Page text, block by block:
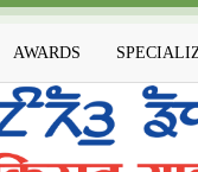
AWARDS